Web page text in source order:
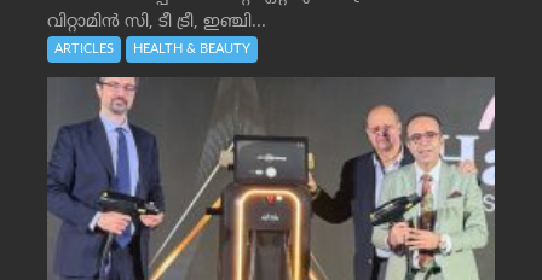
വിറ്റാമിൻ സി, ടീ ട്രീ, ഇഞ്ചി...
ARTICLES HEALTH & BEAUTY